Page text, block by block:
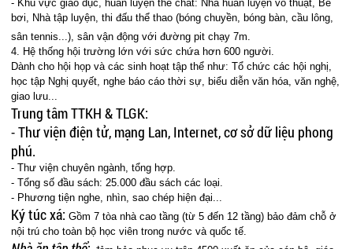
- Khu vực giáo dục, huấn luyện thể chất: Nhà huấn luyện võ thuật, Bể
bơi, Nhà tập luyện, thi đấu thể thao (bóng chuyền, bóng bàn, cầu lông,
sân tennis...), sân vận động với đường pit chạy 7m.
4. Hệ thống hội trường lớn với sức chứa hơn 600 người.
Dành cho hội họp và các sinh hoạt tập thể như: Tổ chức các hội nghị,
học tập Nghị quyết, nghe báo cáo thời sự, biểu diễn văn hóa, văn nghệ,
giao lưu...
Trung tâm TTKH & TLGK:
- Thư viện điện tử, mạng Lan, Internet, cơ sở dữ liệu phong
phú.
- Thư viện chuyên ngành, tổng hợp.
- Tổng số đầu sách: 25.000 đầu sách các loại.
- Phương tiện nghe, nhìn, sao chép hiện đại...
Ký túc xá:Gồm 7 tòa nhà cao tầng (từ 5 đến 12 tầng) bảo đảm chỗ ở
nội trú cho toàn bộ học viên trong nước và quốc tế.